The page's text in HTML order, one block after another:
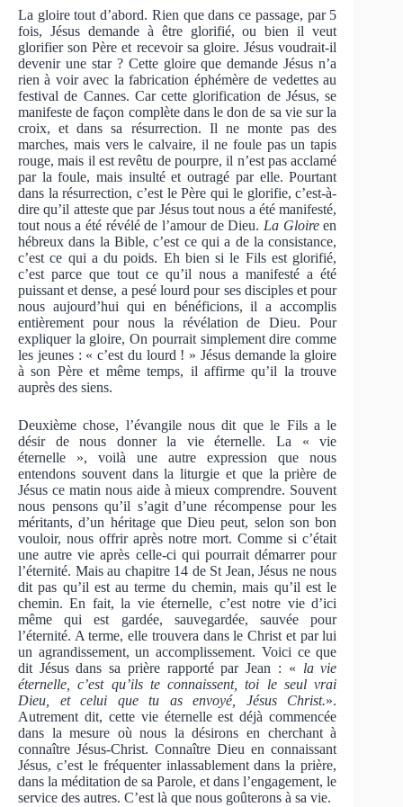
La gloire tout d’abord. Rien que dans ce passage, par 5
fois, Jésus demande à être glorifié, ou bien il veut
glorifier son Père et recevoir sa gloire. Jésus voudrait-il
devenir une star ? Cette gloire que demande Jésus n’a
rien à voir avec la fabrication éphémère de vedettes au
festival de Cannes. Car cette glorification de Jésus, se
manifeste de façon complète dans le don de sa vie sur la
croix, et dans sa résurrection. Il ne monte pas des
marches, mais vers le calvaire, il ne foule pas un tapis
rouge, mais il est revêtu de pourpre, il n’est pas acclamé
par la foule, mais insulté et outragé par elle. Pourtant
dans la résurrection, c’est le Père qui le glorifie, c’est-à-
dire qu’il atteste que par Jésus tout nous a été manifesté,
tout nous a été révélé de l’amour de Dieu. La Gloireen
hébreux dans la Bible, c’est ce qui a de la consistance,
c’est ce qui a du poids. Eh bien si le Fils est glorifié,
c’est parce que tout ce qu’il nous a manifesté a été
puissant et dense, a pesé lourd pour ses disciples et pour
nous aujourd’hui qui en bénéficions, il a accomplis
entièrement pour nous la révélation de Dieu. Pour
expliquer la gloire, On pourrait simplement dire comme
les jeunes : « c’est du lourd ! » Jésus demande la gloire
à son Père et même temps, il affirme qu’il la trouve
auprès des siens.
Deuxième chose, l’évangile nous dit que le Fils a le
désir de nous donner la vie éternelle. La « vie
éternelle », voilà une autre expression que nous
entendons souvent dans la liturgie et que la prière de
Jésus ce matin nous aide à mieux comprendre. Souvent
nous pensons qu’il s’agit d’une récompense pour les
méritants, d’un héritage que Dieu peut, selon son bon
vouloir, nous offrir après notre mort. Comme si c’était
une autre vie après celle-ci qui pourrait démarrer pour
l’éternité. Mais au chapitre 14 de St Jean, Jésus ne nous
dit pas qu’il est au terme du chemin, mais qu’il est le
chemin. En fait, la vie éternelle, c’est notre vie d’ici
même qui est gardée, sauvegardée, sauvée pour
l’éternité. A terme, elle trouvera dans le Christ et par lui
un agrandissement, un accomplissement. Voici ce que
dit Jésus dans sa prière rapporté par Jean : « la vie
éternelle, c’est qu’ils te connaissent, toi le seul vrai
Dieu, et celui que tu as envoyé, Jésus Christ.».
Autrement dit, cette vie éternelle est déjà commencée
dans la mesure où nous la désirons en cherchant à
connaître Jésus-Christ. Connaître Dieu en connaissant
Jésus, c’est le fréquenter inlassablement dans la prière,
dans la méditation de sa Parole, et dans l’engagement, le
service des autres. C’est là que nous goûterons à sa vie.